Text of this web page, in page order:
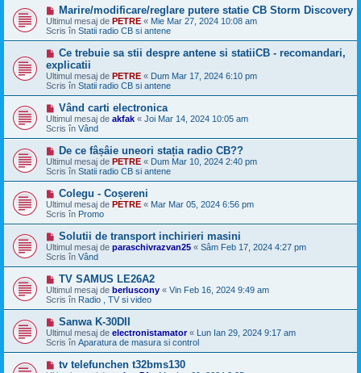
n
o
u
M
e
s
a
n
o
u
Marire/modificare/reglare putere statie CB Storm Discovery
Ultimul mesaj de PETRE « Mie Mar 27, 2024 10:08 am
Scris în Statii radio CB si antene
M
s
a
j
n
o
u
Ce trebuie sa stii despre antene si statiiCB - recomandari,
explicatii
Ultimul mesaj de PETRE « Dum Mar 17, 2024 6:10 pm
Scris în Statii radio CB si antene
M
e
s
a
n
o
u
Vând carti electronica
Ultimul mesaj de akfak « Joi Mar 14, 2024 10:05 am
Scris în Vând
M
e
s
a
n
o
u
De ce fâșâie uneori stația radio CB??
Ultimul mesaj de PETRE « Dum Mar 10, 2024 2:40 pm
Scris în Statii radio CB si antene
M
e
s
a
n
o
u
Colegu - Coșereni
Ultimul mesaj de PETRE « Mar Mar 05, 2024 6:56 pm
Scris în Promo
M
e
s
a
o
u
Solutii de transport inchirieri masini
Ultimul mesaj de paraschivrazvan25 « Sâm Feb 17, 2024 4:27 pm
Scris în Vând
M
e
s
a
n
o
u
TV SAMUS LE26A2
Ultimul mesaj de berluscony « Vin Feb 16, 2024 9:49 am
Scris în Radio , TV si video
M
e
s
a
n
Sanwa K-30DII
Ultimul mesaj de electronistamator« Lun Ian 29, 2024 9:17 am
Scris în Aparatura de masura si control
M
tv telefunchen t32bms130